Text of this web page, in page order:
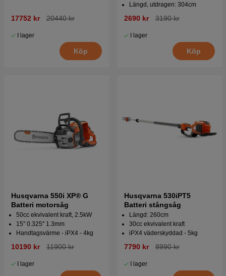
17752 kr 20440 kr
I lager
Köp
Längd, utdragen: 304cm
2690 kr 3190 kr
I lager
Köp
Husqvarna 550i XP® G
Batteri motorsåg
50cc ekvivalent kraft, 2.5kW
15'' 0.325'' 1.3mm
Handtagsvärme - iPX4 - 4kg
10190 kr 11900 kr
I lager
Husqvarna 530iPT5
Batteri stångsåg
Längd: 260cm
30cc ekvivalent kraft
iPX4 väderskyddad - 5kg
7790 kr 8990 kr
I lager